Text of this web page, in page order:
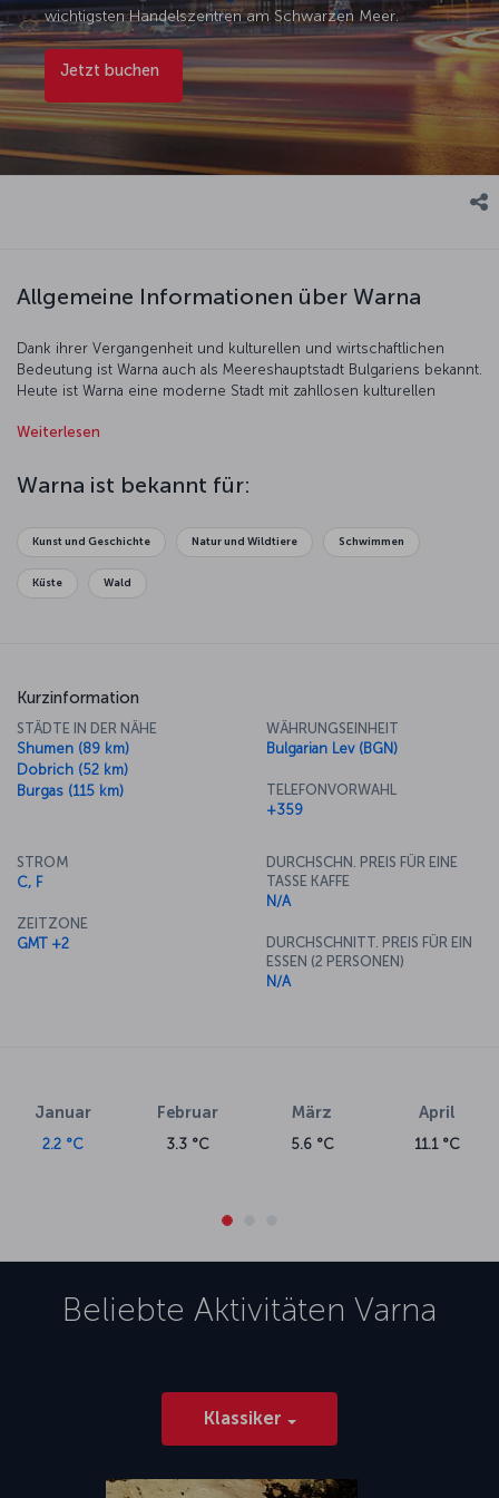
wichtigsten Handelszentren am Schwarzen Meer.
Jetzt buchen
Allgemeine Informationen über Warna
Dank ihrer Vergangenheit und kulturellen und wirtschaftlichen
Bedeutung ist Warna auch als Meereshauptstadt Bulgariens bekannt.
Heute ist Warna eine moderne Stadt mit zahllosen kulturellen
Festival- und Kongresszentrum – zwei der namhaftesten und
wissenschaftliche, sportliche und kulturelle Veranstaltungen statt,
darunter internationale Festivals wie das Theaterfestival „Warnaer
Filmfestival „Liebe ist Unsinn“, das Festival für Puppenkunst
bulgarische Filmfestival „Goldene Rose“. An Mariä Himmelfahrt, dem
entfernt.
Weiterlesen
Warna ist bekannt für:
Kunst und Geschichte Natur und Wildtiere Schwimmen
Küste Wald
Kurzinformation
STÄDTE IN DER NÄHE
Shumen (89 km)
Dobrich (52 km)
Burgas (115 km)
WÄHRUNGSEINHEIT
Bulgarian Lev (BGN)
TELEFONVORWAHL
+359
STROM
C, F
ZEITZONE
GMT +2
DURCHSCHN. PREIS FÜR EINE
TASSE KAFFE
N/A
DURCHSCHNITT. PREIS FÜR EIN
ESSEN (2 PERSONEN)
N/A
Januar
2.2 °C
Februar
3.3 °C
März
5.6 °C
April
11.1 °C
Beliebte Aktivitäten Varna
Klassiker